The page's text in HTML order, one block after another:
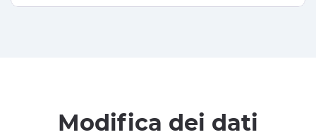
Modifica dei dati